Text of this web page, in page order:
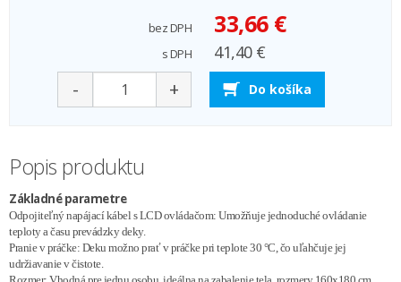
bez DPH 33,66 €
s DPH 41,40 €
- + Do košíka
Popis produktu
Základné parametre
Odpojiteľný napájací kábel s LCD ovládačom: Umožňuje jednoduché ovládanie
teploty a času prevádzky deky.
Pranie v práčke: Deku možno prať v práčke pri teplote 30 °C, čo uľahčuje jej
udržiavanie v čistote.